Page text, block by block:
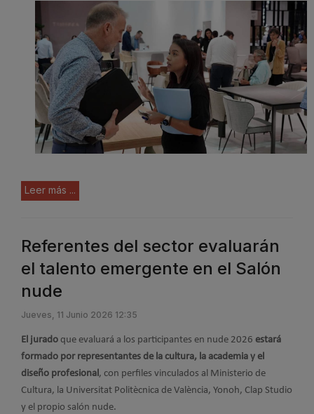
Leer más ...
Referentes del sector evaluarán
el talento emergente en el Salón
nude
Jueves, 11 Junio 2026 12:35
El jurado que evaluará a los participantes en nude 2026 estará
formado por representantes de la cultura, la academia y el
diseño profesional, con perfiles vinculados al Ministerio de
Cultura, la Universitat Politècnica de València, Yonoh, Clap Studio
y el propio salón nude.